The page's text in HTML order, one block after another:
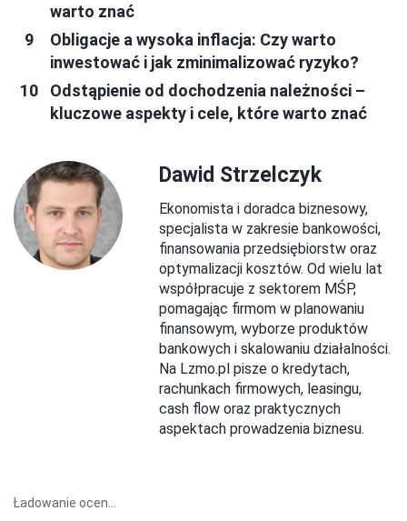
warto znać
Obligacje a wysoka inflacja: Czy warto
inwestować i jak zminimalizować ryzyko?
Odstąpienie od dochodzenia należności –
kluczowe aspekty i cele, które warto znać
Dawid Strzelczyk
Ekonomista i doradca biznesowy,
specjalista w zakresie bankowości,
finansowania przedsiębiorstw oraz
optymalizacji kosztów. Od wielu lat
współpracuje z sektorem MŚP,
pomagając firmom w planowaniu
finansowym, wyborze produktów
bankowych i skalowaniu działalności.
Na Lzmo.pl pisze o kredytach,
rachunkach firmowych, leasingu,
cash flow oraz praktycznych
aspektach prowadzenia biznesu.
Ładowanie ocen...